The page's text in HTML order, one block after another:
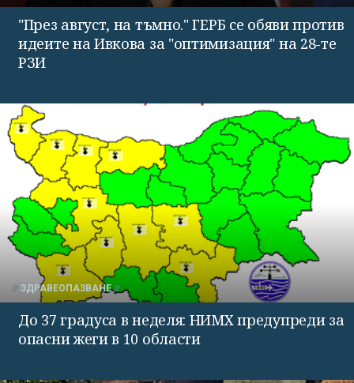
"През август, на тъмно." ГЕРБ се обяви против
идеите на Ивкова за "оптимизация" на 28-те
РЗИ
ЗДРАВЕОПАЗВАНЕ
До 37 градуса в неделя: НИМХ предупреди за
опасни жеги в 10 области